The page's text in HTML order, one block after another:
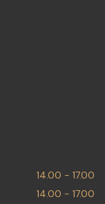
14.00 - 17.00
14.00 - 17.00